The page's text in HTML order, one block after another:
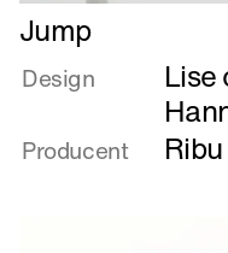
Læs
mere
om
Jump
Design Lise
Producent